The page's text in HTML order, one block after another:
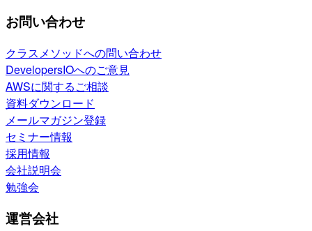
お問い合わせ
クラスメソッドへの問い合わせ
DevelopersIOへのご意見
AWSに関するご相談
資料ダウンロード
メールマガジン登録
セミナー情報
採用情報
会社説明会
勉強会
運営会社